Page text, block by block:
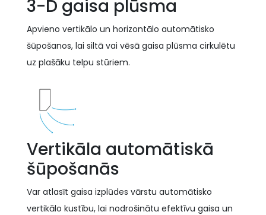
3-D gaisa plūsma
Apvieno vertikālo un horizontālo automātisko
šūpošanos, lai siltā vai vēsā gaisa plūsma cirkulētu
uz plašāku telpu stūriem.
Vertikāla automātiskā
šūpošanās
Var atlasīt gaisa izplūdes vārstu automātisko
vertikālo kustību, lai nodrošinātu efektīvu gaisa un